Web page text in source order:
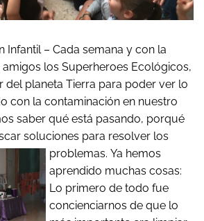
Infantil – Cada semana y con la
los Superheroes Ecológicos,
del planeta Tierra para poder ver lo
con la contaminación en nuestro
saber qué está pasando, porqué
soluciones para resolver los
problemas. Ya hemos
aprendido muchas cosas:
Lo primero de todo fue
concienciarnos de que lo